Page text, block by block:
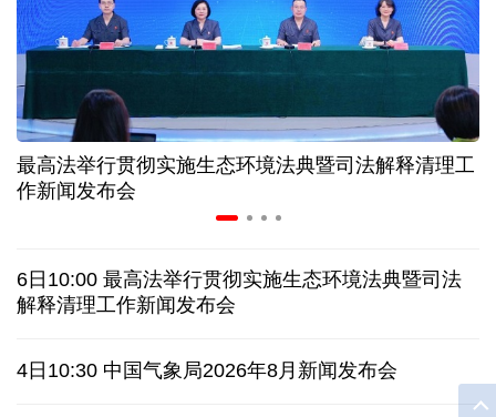
“零关税”实施100天 见证中非合作新气象
高温下用电负荷创新高 解码今夏的清凉底气
活力中国调研行丨弯道超车 如何“皖”美提速
伊朗：与阿曼“接近”达成协议但并不意味重开海峡
泽连斯基：乌克兰美国就"爱国者"导弹供应达成协议
最高法举行贯彻实施生态环境法典暨司法解释清理工
作新闻发布会
6日10:00 最高法举行贯彻实施生态环境法典暨司法
解释清理工作新闻发布会
4日10:30 中国气象局2026年8月新闻发布会